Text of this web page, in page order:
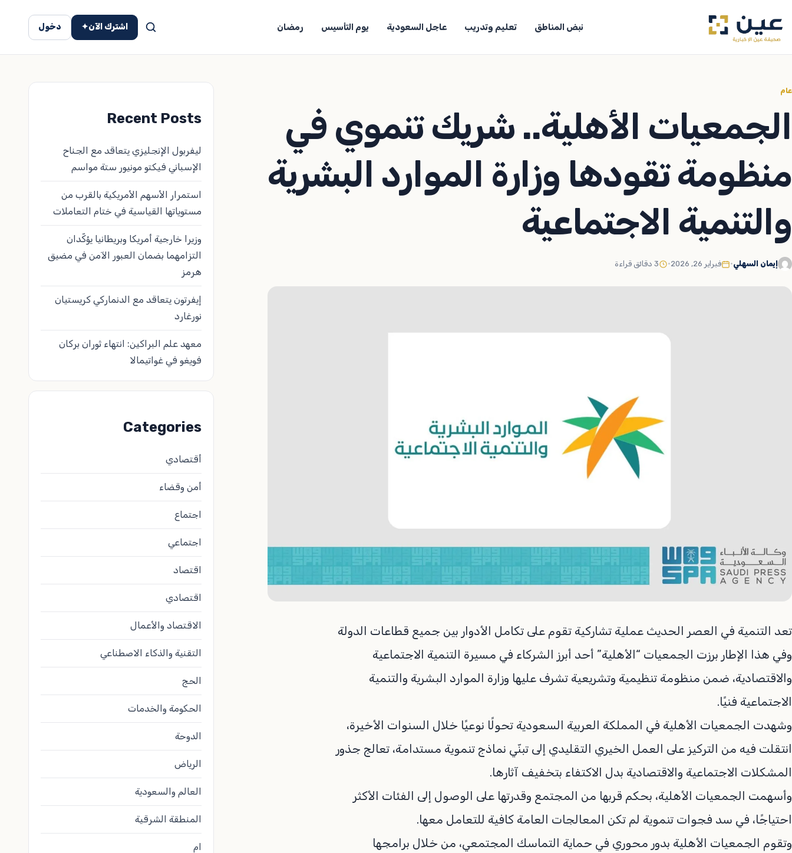
إلى
المحتوى
نبض المناطق تعليم وتدريب عاجل السعودية يوم التأسيس رمضان اشترك الآن✦ دخول
عام
الجمعيات الأهلية.. شريك تنموي في
منظومة تقودها وزارة الموارد البشرية
والتنمية الاجتماعية
إيمان السهلي• فبراير 26, 2026 • 3 دقائق قراءة
تعد التنمية في العصر الحديث عملية تشاركية تقوم على تكامل الأدوار بين جميع قطاعات الدولة
وفي هذا الإطار برزت الجمعيات “الأهلية” أحد أبرز الشركاء في مسيرة التنمية الاجتماعية
والاقتصادية، ضمن منظومة تنظيمية وتشريعية تشرف عليها وزارة الموارد البشرية والتنمية
الاجتماعية فنيًا.
وشهدت الجمعيات الأهلية في المملكة العربية السعودية تحولًا نوعيًا خلال السنوات الأخيرة،
انتقلت فيه من التركيز على العمل الخيري التقليدي إلى تبنّي نماذج تنموية مستدامة، تعالج جذور
المشكلات الاجتماعية والاقتصادية بدل الاكتفاء بتخفيف آثارها.
وأسهمت الجمعيات الأهلية، بحكم قربها من المجتمع وقدرتها على الوصول إلى الفئات الأكثر
احتياجًا، في سد فجوات تنموية لم تكن المعالجات العامة كافية للتعامل معها.
وتقوم الجمعيات الأهلية بدور محوري في حماية التماسك المجتمعي، من خلال برامجها
Recent Posts
ليفربول الإنجليزي يتعاقد مع الجناح
الإسباني فيكتو مونيور ستة مواسم
استمرار الأسهم الأمريكية بالقرب من
مستوياتها القياسية في ختام التعاملات
وزيرا خارجية أمريكا وبريطانيا يؤكّدان
التزامهما بضمان العبور الآمن في مضيق
هرمز
إيفرتون يتعاقد مع الدنماركي كريستيان
نورغارد
معهد علم البراكين: انتهاء ثوران بركان
فويغو في غواتيمالا
Categories
أقتصادي
أمن وقضاء
اجتماع
اجتماعي
اقتصاد
اقتصادي
الاقتصاد والأعمال
التقنية والذكاء الاصطناعي
الحج
الحكومة والخدمات
الدوحة
الرياض
العالم والسعودية
المنطقة الشرقية
ام